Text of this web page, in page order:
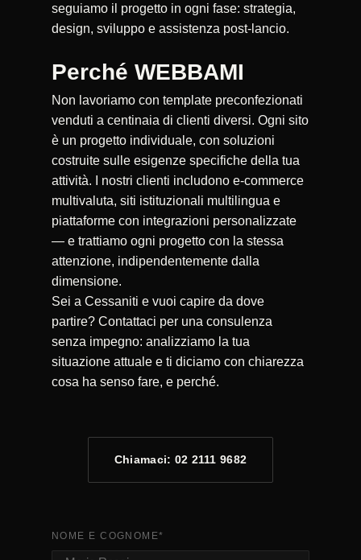
seguiamo il progetto in ogni fase: strategia,
design, sviluppo e assistenza post-lancio.
Perché WEBBAMI
Non lavoriamo con template preconfezionati
venduti a centinaia di clienti diversi. Ogni sito
è un progetto individuale, con soluzioni
costruite sulle esigenze specifiche della tua
attività. I nostri clienti includono e-commerce
multivaluta, siti istituzionali multilingua e
piattaforme con integrazioni personalizzate
— e trattiamo ogni progetto con la stessa
attenzione, indipendentemente dalla
dimensione.
Sei a Cessaniti e vuoi capire da dove
partire? Contattaci per una consulenza
senza impegno: analizziamo la tua
situazione attuale e ti diciamo con chiarezza
cosa ha senso fare, e perché.
Chiamaci: 02 2111 9682
NOME E COGNOME*